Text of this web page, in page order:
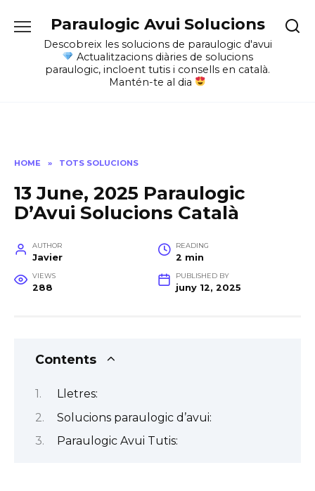
content
Paraulogic Avui Solucions
Descobreix les solucions de paraulogic d'avui
Actualitzacions diàries de solucions
paraulogic, incloent tutis i consells en català.
Mantén-te al dia
HOME » TOTS SOLUCIONS
13 June, 2025 Paraulogic
D’Avui Solucions Català
AUTHOR
Javier
READING
2 min
VIEWS
288
PUBLISHED BY
juny 12, 2025
Contents
Lletres:
Solucions paraulogic d’avui:
Paraulogic Avui Tutis: